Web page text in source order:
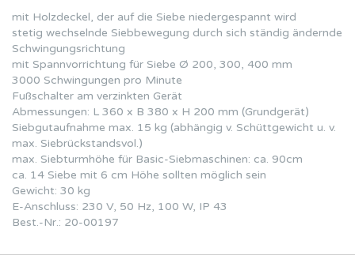
mit Holzdeckel, der auf die Siebe niedergespannt wird
stetig wechselnde Siebbewegung durch sich ständig ändernde
Schwingungsrichtung
mit Spannvorrichtung für Siebe Ø 200, 300, 400 mm
3000 Schwingungen pro Minute
Fußschalter am verzinkten Gerät
Abmessungen: L 360 x B 380 x H 200 mm (Grundgerät)
Siebgutaufnahme max. 15 kg (abhängig v. Schüttgewicht u. v.
max. Siebrückstandsvol.)
max. Siebturmhöhe für Basic-Siebmaschinen: ca. 90cm
ca. 14 Siebe mit 6 cm Höhe sollten möglich sein
Gewicht: 30 kg
E-Anschluss: 230 V, 50 Hz, 100 W, IP 43
Best.-Nr.: 20-00197